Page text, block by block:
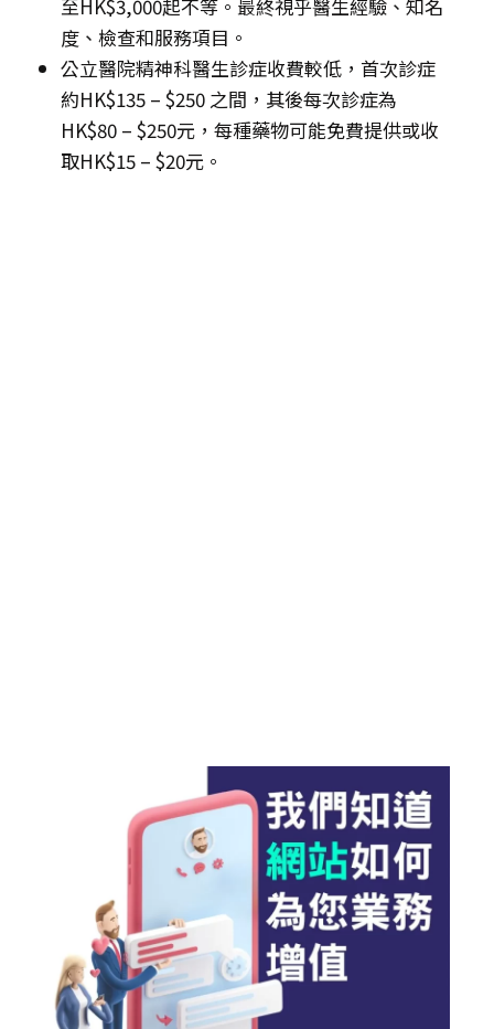
至HK$3,000起不等。最終視乎醫生經驗、知名
度、檢查和服務項目。
公立醫院精神科醫生診症收費較低，首次診症
約HK$135 – $250 之間，其後每次診症為
HK$80 – $250元，每種藥物可能免費提供或收
取HK$15 – $20元。